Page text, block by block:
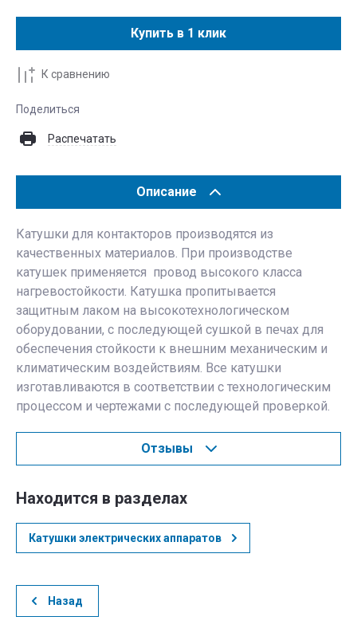
Купить в 1 клик
К сравнению
Поделиться
Распечатать
Описание
Катушки для контакторов производятся из
качественных материалов. При производстве
катушек применяется провод высокого класса
нагревостойкости. Катушка пропитывается
защитным лаком на высокотехнологическом
оборудовании, с последующей сушкой в печах для
обеспечения стойкости к внешним механическим и
климатическим воздействиям. Все катушки
изготавливаются в соответствии с технологическим
процессом и чертежами с последующей проверкой.
Отзывы
Находится в разделах
Катушки электрических аппаратов
Назад